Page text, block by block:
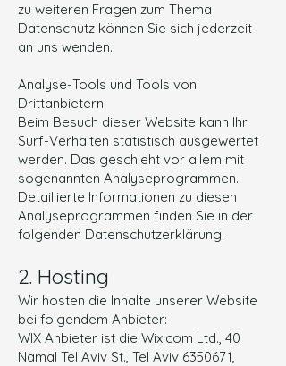
zu weiteren Fragen zum Thema
Datenschutz können Sie sich jederzeit
an uns wenden.
Analyse-Tools und Tools von
Drittanbietern
Beim Besuch dieser Website kann Ihr
Surf-Verhalten statistisch ausgewertet
werden. Das geschieht vor allem mit
sogenannten Analyseprogrammen.
Detaillierte Informationen zu diesen
Analyseprogrammen finden Sie in der
folgenden Datenschutzerklärung.
2. Hosting
Wir hosten die Inhalte unserer Website
bei folgendem Anbieter:
WIX Anbieter ist die Wix.com Ltd., 40
Namal Tel Aviv St., Tel Aviv 6350671,